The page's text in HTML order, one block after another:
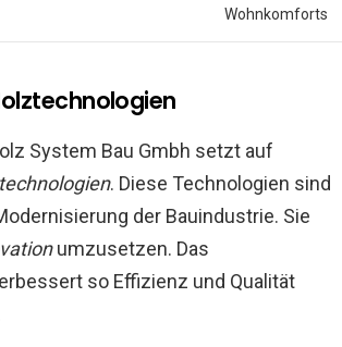
Wohnkomforts
System Bau Gmbh setzt auf
. Diese Technologien sind
der Bauindustrie. Sie
umzusetzen. Das
so Effizienz und Qualität